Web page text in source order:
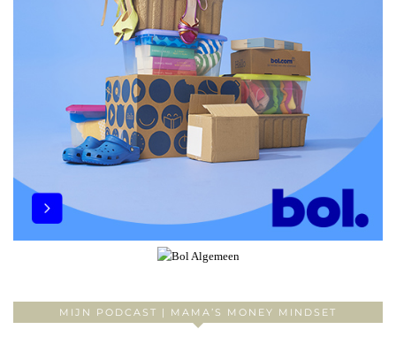
MIJN PODCAST | MAMA’S MONEY MINDSET